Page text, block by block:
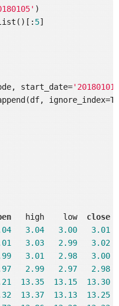
)
5]
start_date='20180101'
high    low close
3.04 3.00
3.01
3.03 2.99
3.02
3.01 2.98
3.00
2.99 2.97
2.98
13.35 13.15
13.30
13.37 13.13
13.25